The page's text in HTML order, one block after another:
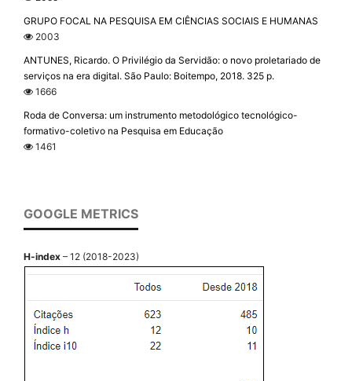
GRUPO FOCAL NA PESQUISA EM CIÊNCIAS SOCIAIS E HUMANAS
2003
ANTUNES, Ricardo. O Privilégio da Servidão: o novo proletariado de
serviços na era digital. São Paulo: Boitempo, 2018. 325 p.
1666
Roda de Conversa: um instrumento metodológico tecnológico-
formativo-coletivo na Pesquisa em Educação
1461
GOOGLE METRICS
H-index – 12 (2018-2023)